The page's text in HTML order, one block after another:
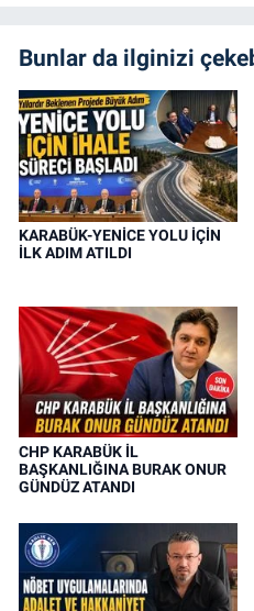
Bunlar da ilginizi
KARABÜK-YENİCE YOLU İÇİN
İLK ADIM ATILDI
CHP KARABÜK İL
BAŞKANLIĞINA BURAK ONUR
GÜNDÜZ ATANDI